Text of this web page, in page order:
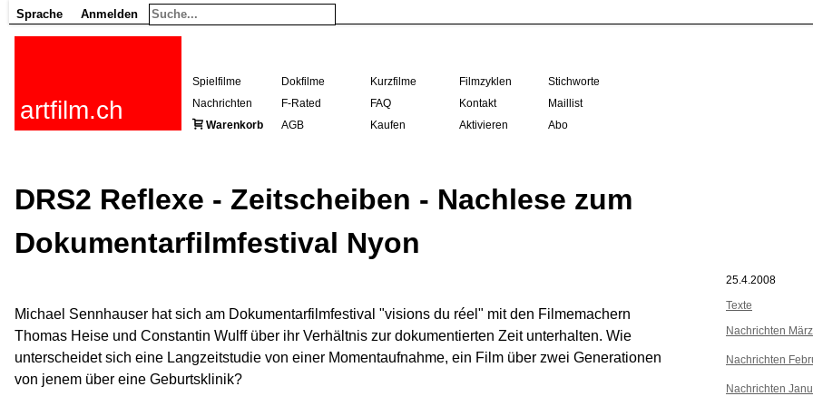
Sprache Anmelden
artfilm.ch
Spielfilme Dokfilme Kurzfilme Filmzyklen
Stichworte
Nachrichten
F-Rated FAQ Kontakt
Maillist
Warenkorb
AGB Kaufen Aktivieren Abo
DRS2 Reflexe - Zeitscheiben - Nachlese zum
Dokumentarfilmfestival Nyon
25.4.2008
Texte
Nachrichten
Nachrichten
Nachrichten
Michael Sennhauser hat sich am Dokumentarfilmfestival "visions du réel" mit den Filmemachern
Thomas Heise und Constantin Wulff über ihr Verhältnis zur dokumentierten Zeit unterhalten. Wie
unterscheidet sich eine Langzeitstudie von einer Momentaufnahme, ein Film über zwei Generationen
von jenem über eine Geburtsklinik?